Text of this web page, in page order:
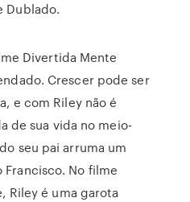
Dublado.
Divertida Mente
Crescer pode ser
e com Riley não é
de sua vida no meio-
seu pai arruma um
No filme
Riley é uma garota